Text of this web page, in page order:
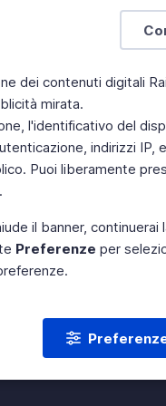
dei contenuti digitali
mirata.
l'identificativo del
indirizzi IP,
Puoi liberamente
.
il banner, continuerai
Preferenze per